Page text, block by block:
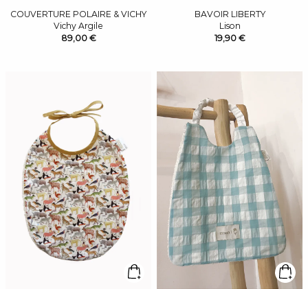
COUVERTURE POLAIRE & VICHY
Vichy Argile
89,00 €
BAVOIR LIBERTY
Lison
19,90 €